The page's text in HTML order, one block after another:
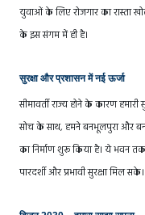
युवाओं के लिए रोजगार का रास्ता
के इस संगम में ही है।
सुरक्षा और प्रशासन में नई ऊर्जा
सीमावर्ती राज्य होने के कारण
सोच के साथ, हमने बनभूलपुरा और
का निर्माण शुरू किया है। ये भवन
पारदर्शी और प्रभावी सुरक्षा मिल सके।